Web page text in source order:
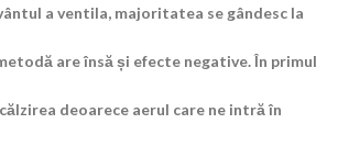
a ventila, majoritatea se gândesc la
are însă și efecte negative. În primul
deoarece aerul care ne intră în